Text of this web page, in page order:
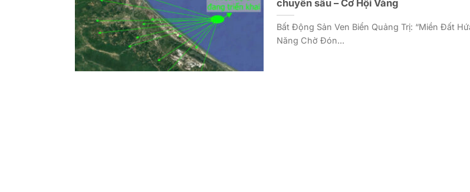
chuyên sâu – Cơ Hội Vàng
Bất Động Sản Ven Biển Quảng Trị: “Miền Đất
Năng Chờ Đón...